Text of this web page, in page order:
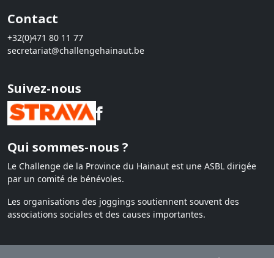
Contact
+32(0)471 80 11 77
secretariat@challengehainaut.be
Suivez-nous
Qui sommes-nous ?
Le Challenge de la Province du Hainaut est une ASBL dirigée
par un comité de bénévoles.
Les organisations des joggings soutiennent souvent des
associations sociales et des causes importantes.